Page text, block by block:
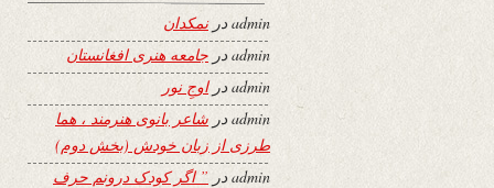
adminدرنمکدان
adminدر جامعه هنری افغانستان
adminدراوجِ نور
adminدر شاعر بانوی هنرمند ، هما
طرزی از زبان خودش (بخش دوم)
adminدر ” اگر کودک درونم حرف